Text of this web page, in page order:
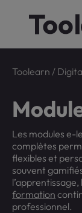
Toolearn /
Les modules e-
complètes
flexibles et
souvent
formation
professionnel.